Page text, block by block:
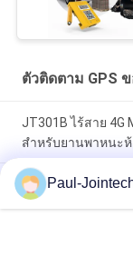
ตัวติดตาม GPS
JT301B ไร้สาย
สำหรับยานพาหนะห้
ตัวติดตามประตูตู้คอ
3 เดือน Battery
Jointech
Paul-